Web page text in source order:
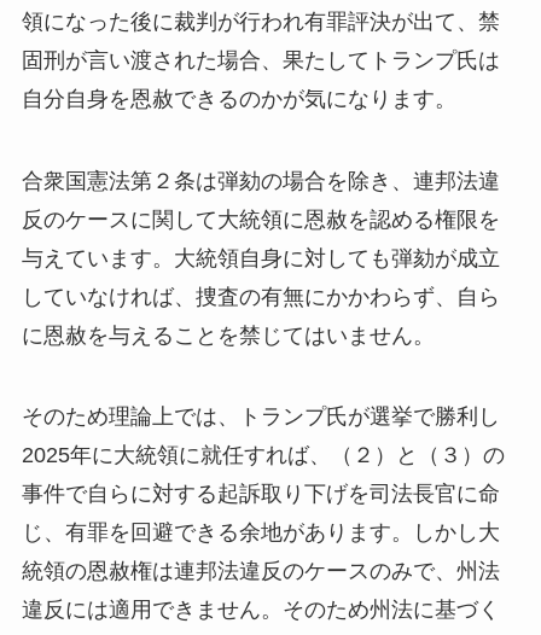
領になった後に裁判が行われ有罪評決が出て、禁
固刑が言い渡された場合、果たしてトランプ氏は
自分自身を恩赦できるのかが気になります。
合衆国憲法第２条は弾劾の場合を除き、連邦法違
反のケースに関して大統領に恩赦を認める権限を
与えています。大統領自身に対しても弾劾が成立
していなければ、捜査の有無にかかわらず、自ら
に恩赦を与えることを禁じてはいません。
そのため理論上では、トランプ氏が選挙で勝利し
2025年に大統領に就任すれば、（２）と（３）の
事件で自らに対する起訴取り下げを司法長官に命
じ、有罪を回避できる余地があります。しかし大
統領の恩赦権は連邦法違反のケースのみで、州法
違反には適用できません。そのため州法に基づく